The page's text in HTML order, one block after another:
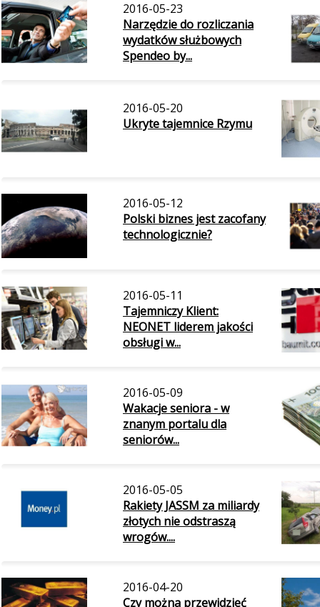
2016-05-23
Narzędzie do rozliczania
wydatków służbowych
Spendeo by...
2016-05-20
Ukryte tajemnice Rzymu
2016-05-12
Polski biznes jest zacofany
technologicznie?
2016-05-11
Tajemniczy Klient:
NEONET liderem jakości
obsługi w...
2016-05-09
Wakacje seniora - w
znanym portalu dla
seniorów...
2016-05-05
Rakiety JASSM za miliardy
złotych nie odstraszą
wrogów....
2016-04-20
Czy można przewidzieć